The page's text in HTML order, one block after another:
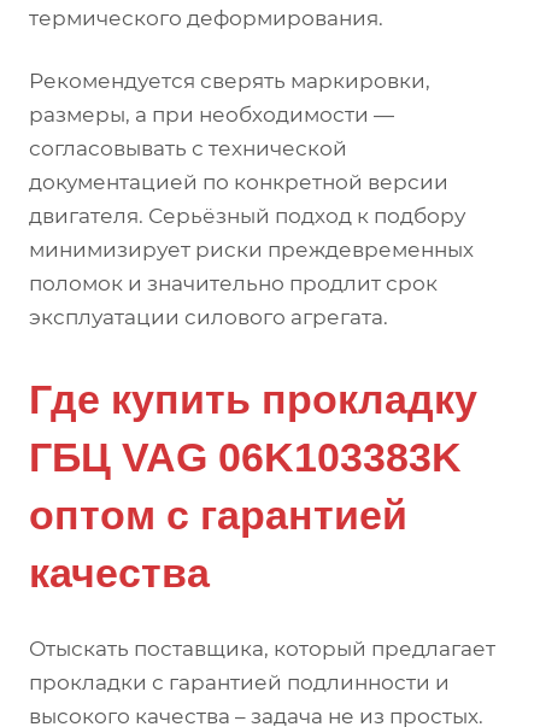
термического деформирования.
Рекомендуется сверять маркировки,
размеры, а при необходимости —
согласовывать с технической
документацией по конкретной версии
двигателя. Серьёзный подход к подбору
минимизирует риски преждевременных
поломок и значительно продлит срок
эксплуатации силового агрегата.
Где купить прокладку
ГБЦ VAG 06K103383K
оптом с гарантией
качества
Отыскать поставщика, который предлагает
прокладки с гарантией подлинности и
высокого качества – задача не из простых.